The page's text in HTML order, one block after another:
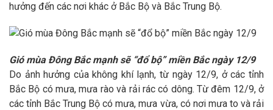
hưởng đến các nơi khác ở Bắc Bộ và Bắc Trung Bộ.
Gió mùa Đông Bắc mạnh sẽ “đổ bộ” miền Bắc ngày 12/9
Do ảnh hưởng của không khí lạnh, từ ngày 12/9, ở các tỉnh
Bắc Bộ có mưa, mưa rào và rải rác có dông. Từ đêm 12/9, ở
các tỉnh Bắc Trung Bộ có mưa, mưa vừa, có nơi mưa to và rải